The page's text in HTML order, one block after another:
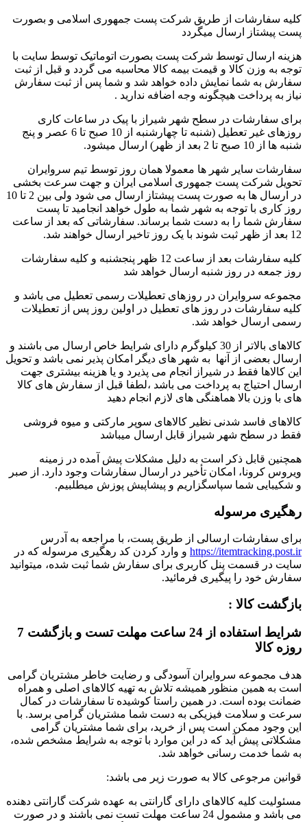
کلیه سفارشات از طریق شرکت پست جمهوری اسلامی و بصورت
پست پیشتاز ارسال میگردد
هزینه ارسال توسط شرکت پست بصورت اتوماتیک توسط سایت با
توجه به وزن کالا و قیمت بیمه کالا محاسبه می گردد و قبل از ثبت
سفارش به شما نمایش داده خواهد شد و شما پس از ثبت سفارش
نیاز به پرداخت هیچگونه وجه اضافه ندارید .
برای سفارشات در سطح شهر شیراز با پیک در ساعات کاری
روزهای غیر تعطیل (شنبه تا چهارشنبه از 10 صبح تا 6 عصر و پنج
شنبه ها از 10 صبح تا 2 بعد از ظهر) ارسال میشود.
سفارشات سایر شهر ها معمولا همان روز توسط تیم سروایران
تحویل شرکت پست جمهوری اسلامی ایران و جهت سرعت بخشی
در ارسال ها به صورت پست پیشتاز ارسال می شود ولی بین 2 تا 10
روز کاری با توجه به شهر شما به طول خواهد انجامید تا پست
سفارش شما را به دست شما برساند. سفارشاتی که بعد از ساعت
12 بعد از ظهر ثبت شوند با یک روز تاخیر ارسال خواهند شد.
کلیه سفارشات بعد از ساعت 12 ظهر پنجشنبه و کلیه سفارشات
روز جمعه در روز شنبه ارسال خواهد شد
مجموعه سروایران در روزهای تعطیلات رسمی تعطیل می باشد و
کلیه سفارشات در روز های تعطیل در اولین روز پس از تعطیلات
رسمی ارسال خواهد شد.
کالاهای بالاتر از 30 کیلوگرم دارای شرایط خاص ارسال می باشند و
ارسال بعضی از آنها به شهر های دیگر امکان پذیر نمی باشد و تحویل
این کالاها فقط در شیراز انجام می پذیرد و یا هزینه بیشتری جهت
ارسال احتیاج به پرداخت می باشد ،لطفا قبل از سفارش های کالا
های با وزن بالا هماهنگی های لازم انجام دهید
کالاهای فاسد شدنی نظیر کالاهای سوپر مارکتی و میوه فروشی
فقط در سطح شهر شیراز قابل ارسال میباشد
همچنین قابل ذکر است به دلیل مشکلات پیش آمده در زمینه
ویروس کرونا، امکان تأخیر در ارسال سفارشات وجود دارد. از صبر
و شکیبایی شما سپاسگزاریم و پیشاپیش پوزش میطلبیم.
رهگیری مرسوله
برای سفارشات ارسالی از طریق پست، با مراجعه به آدرس
https://itemtracking.post.ir و وارد کردن کد رهگیری مرسوله که در
سایت در قسمت پنل کاربری برای سفارش شما ثبت شده، میتوانید
سفارش خود را پیگیری فرمائید.
بازگشت کالا :
شرایط استفاده از 24 ساعت مهلت تست و بازگشت 7
روزه کالا
هدف مجموعه سروایران آسودگی و رضایت خاطر مشتریان گرامی
است به همین منظور همیشه تلاش به تهیه کالاهای اصلی و همراه
ضمانت بوده است. در همین راستا کوشیده تا سفارشات در کمال
سرعت و سلامت فیزیکی به دست شما مشتریان گرامی برسد. با
این وجود ممکن است پس از خرید، برای شما مشتریان گرامی
مشکلاتی پیش آید که در این موارد با توجه به شرایط مشخص شده،
به شما خدمت رسانی خواهد شد.
قوانین مرجوعی کالا به صورت زیر می باشد:
مسئولیت کلیه کالاهای دارای گارانتی به عهده شرکت گارانتی دهنده
می باشد و مشمول 24 ساعت مهلت تست نمی باشند و در صورت